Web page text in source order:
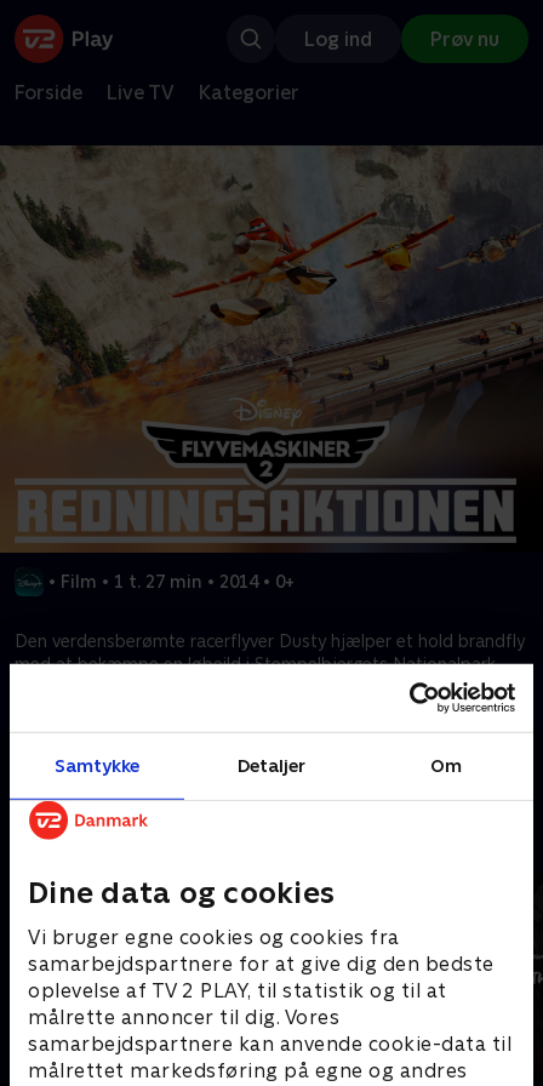
Samtykke Detaljer Om
Dine data og cookies
Vi bruger egne cookies og cookies fra
samarbejdspartnere for at give dig den bedste
oplevelse af TV 2 PLAY, til statistik og til at
målrette annoncer til dig. Vores
samarbejdspartnere kan anvende cookie-data til
målrettet markedsføring på egne og andres
Log ind Prøv nu
Forside Live TV Kategorier
• Film • 1 t. 27 min • 2014 • 0+
Den verdensberømte racerflyver Dusty hjælper et hold brandfly
med at bekæmpe en løbeild i Stempelbjergets Nationalpark.
Dusty lærer, hvad det betyder at være en ægte helt.
Kræver tilkøb
Mere indhold fra Disney+